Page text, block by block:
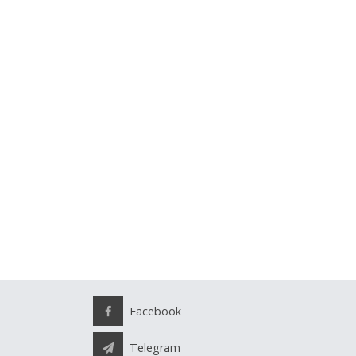
Facebook
Telegram